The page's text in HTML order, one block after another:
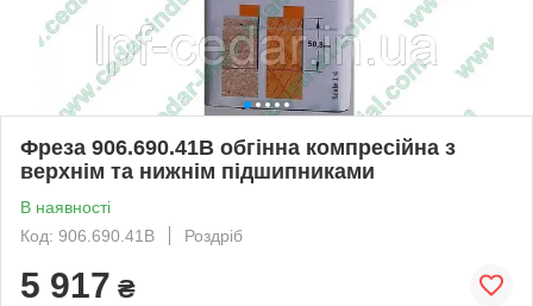
Фреза 906.690.41B обгінна компресійна з
верхнім та нижнім підшипниками
В наявності
Код: 906.690.41B
Роздріб
5 917 ₴